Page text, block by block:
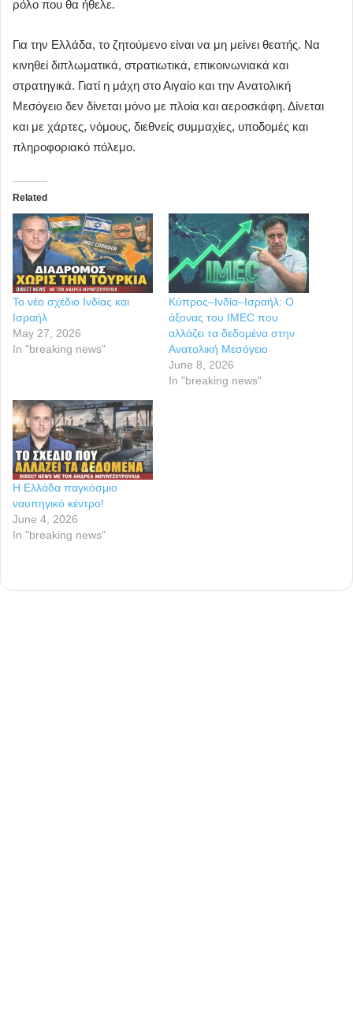
ρόλο που θα ήθελε.
Για την Ελλάδα, το ζητούμενο είναι να μη μείνει θεατής. Να
κινηθεί διπλωματικά, στρατιωτικά, επικοινωνιακά και
στρατηγικά. Γιατί η μάχη στο Αιγαίο και την Ανατολική
Μεσόγειο δεν δίνεται μόνο με πλοία και αεροσκάφη. Δίνεται
και με χάρτες, νόμους, διεθνείς συμμαχίες, υποδομές και
πληροφοριακό πόλεμο.
Related
Το νέο σχέδιο Ινδίας και
Ισραήλ
May 27, 2026
In "breaking news"
Κύπρος–Ινδία–Ισραήλ: Ο
άξονας του IMEC που
αλλάζει τα δεδομένα στην
Ανατολική Μεσόγειο
June 8, 2026
In "breaking news"
Η Ελλάδα παγκόσμιο
ναυπηγικό κέντρο!
June 4, 2026
In "breaking news"